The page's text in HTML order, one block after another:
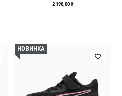
2 190,00 ₴
НОВИНКА